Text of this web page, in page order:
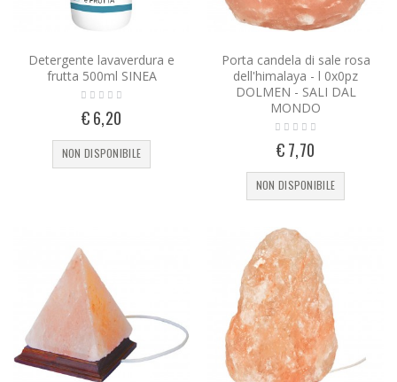
Detergente lavaverdura e
frutta 500ml SINEA
€ 6,20
NON DISPONIBILE
Porta candela di sale rosa
dell'himalaya - l 0x0pz
DOLMEN - SALI DAL
MONDO
€ 7,70
NON DISPONIBILE